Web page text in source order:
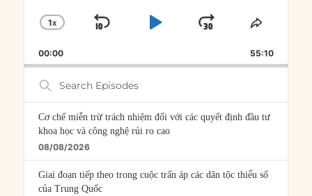
CHANGE
RATE
1X
SKIP
PLAYJUMP
FORWARD
SHARE
00:00 55:10
Search
Episodes
Cơ chế miễn trừ trách nhiệm đối với các quyết định đầu tư
khoa học và công nghệ rủi ro cao
08/08/2026
Giai đoạn tiếp theo trong cuộc trấn áp các dân tộc thiểu số
của Trung Quốc